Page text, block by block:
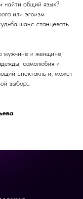
найти общий язык?
или эгоизм
шанс станцевать
мужчине и женщине,
самолюбия и
спектакль и, может
выбор…